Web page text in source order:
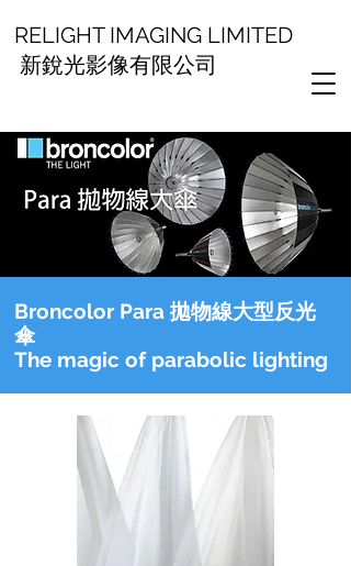
RELIGHT IMAGING LIMITED
新銳光影像有限公司
Broncolor Para 拋物線大型反光
傘
The magic of parabolic lighting